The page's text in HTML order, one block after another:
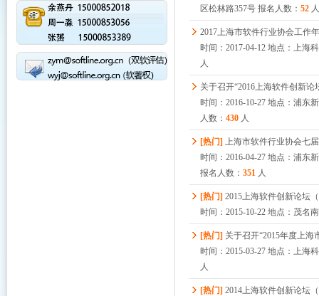
区松林路357号 报名人数： 52 人
2017上海市软件行业协会工作
时间：2017-04-12 地点：上海
人
时间：2016-10-27 地点：浦东
人数： 430 人
[热门] 上海市软件行业协会七
时间：2016-04-27 地点：浦东
报名人数： 351 人
[热门] 2015上海软件创新论坛
时间：2015-10-22 地点：茂名
[热门] 关于召开“2015年度上
时间：2015-03-27 地点：上海
人
[热门] 2014上海软件创新论坛